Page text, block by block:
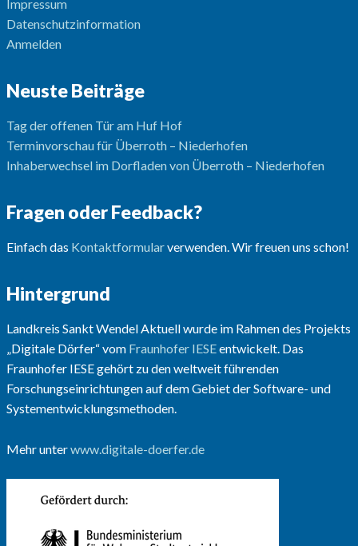
Impressum
Datenschutzinformation
Anmelden
Neuste Beiträge
Tag der offenen Tür am Huf Hof
Terminvorschau für Überroth – Niederhofen
Inhaberwechsel im Dorfladen von Überroth – Niederhofen
Fragen oder Feedback?
Einfach das Kontaktformularverwenden. Wir freuen uns schon!
Hintergrund
Landkreis Sankt Wendel Aktuell wurde im Rahmen des Projekts
„Digitale Dörfer“ vom Fraunhofer IESEentwickelt. Das
Fraunhofer IESE gehört zu den weltweit führenden
Forschungseinrichtungen auf dem Gebiet der Software- und
Systementwicklungsmethoden.
Mehr unterwww.digitale-doerfer.de